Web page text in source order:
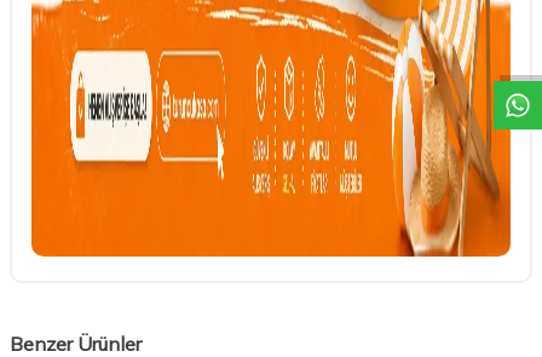
DESTEK
Benzer Ürünler